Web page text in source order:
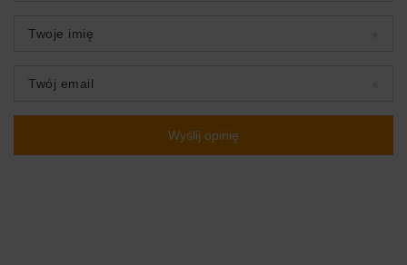
Twoje imię
Twój email
Wyślij opinię